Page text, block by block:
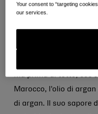
pelle e la bellezza
nostri shampoo,
lozioni per il corpo
Ma prima di tutto,
Marocco, l'olio di
di argan. Il suo sapore
Your consent to “targeting
our services.